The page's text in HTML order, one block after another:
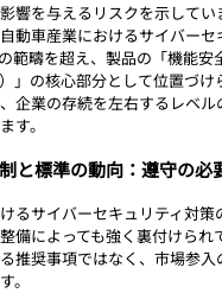
響を与えるリスクを示してい
動車産業におけるサイバーセ
範疇を超え、製品の「機能安
」の核心部分として位置づけ
企業の存続を左右するレベ
す。
と標準の動向：遵守の必
るサイバーセキュリティ対策
備によっても強く裏付けられ
推奨事項ではなく、市場参入
。